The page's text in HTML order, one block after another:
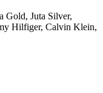
Gold, Juta Silver,
Hilfiger, Calvin Klein,